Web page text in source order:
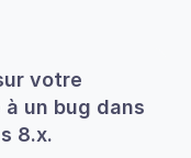
votre
un bug dans
8.x.